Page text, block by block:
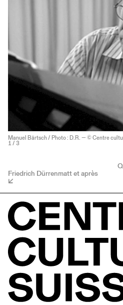
Manuel Bärtsch / Photo : D.R. — © Centre
1 / 3
Friedrich Dürrenmatt et après